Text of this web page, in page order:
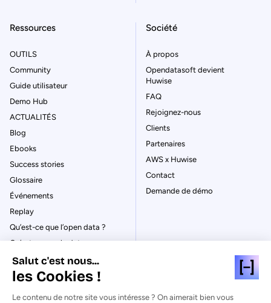
Ressources
OUTILS
Community
Guide utilisateur
Demo Hub
ACTUALITÉS
Blog
Ebooks
Success stories
Glossaire
Événements
Replay
Qu’est-ce que l’open data ?
Qu’est-ce que le data
La gouvernance des données
Société
À propos
Opendatasoft devient
Huwise
FAQ
Rejoignez-nous
Clients
Partenaires
AWS x Huwise
Contact
Demande de démo
Salut c'est nous...
les Cookies !
Le contenu de notre site vous intéresse ? On aimerait bien vous